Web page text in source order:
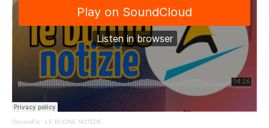
DiocesiPa · LE BUONE NOTIZIE